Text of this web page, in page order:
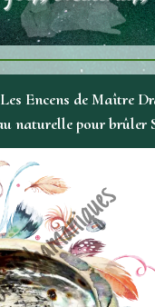
Les Encens de Maître
naturelle pour brûler